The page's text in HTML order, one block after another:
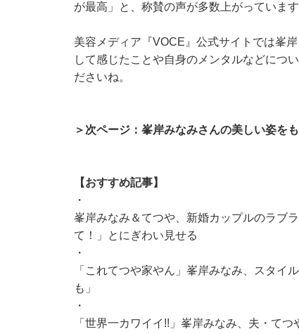
が最高」と、称賛の声が多数上がっています
美容メディア『VOCE』公式サイトでは峯
して感じたことや自身のメンタルなどにつ
ださいね。
＞次ページ：峯岸みなみさんの美しい姿を
【おすすめ記事】
・
峯岸みなみ＆てつや、新婚カップルのラブ
て！」とにぎわい見せる
・
「これてつや家やん」峯岸みなみ、スタイ
も」
・
「世界一カワイイ!!」峯岸みなみ、夫・て